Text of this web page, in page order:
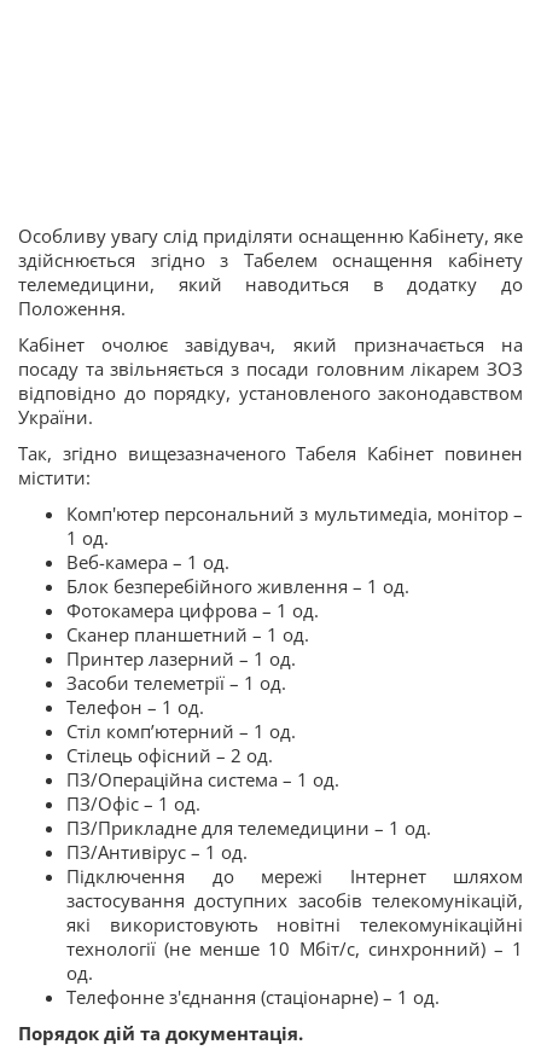
Особливу увагу слід приділяти оснащенню Кабінету, яке
здійснюється згідно з Табелем оснащення кабінету
телемедицини, який наводиться в додатку до
Положення.
Кабінет очолює завідувач, який призначається на
посаду та звільняється з посади головним лікарем ЗОЗ
відповідно до порядку, установленого законодавством
України.
Так, згідно вищезазначеного Табеля Кабінет повинен
містити:
Комп'ютер персональний з мультимедіа, монітор –
1 од.
Веб-камера – 1 од.
Блок безперебійного живлення – 1 од.
Фотокамера цифрова – 1 од.
Сканер планшетний – 1 од.
Принтер лазерний – 1 од.
Засоби телеметрії – 1 од.
Телефон – 1 од.
Стіл комп’ютерний – 1 од.
Стілець офісний – 2 од.
ПЗ/Операційна система – 1 од.
ПЗ/Офіс – 1 од.
ПЗ/Прикладне для телемедицини – 1 од.
ПЗ/Антивірус – 1 од.
Підключення до мережі Інтернет шляхом
застосування доступних засобів телекомунікацій,
які використовують новітні телекомунікаційні
технології (не менше 10 Мбіт/c, синхронний) – 1
од.
Телефонне з'єднання (стаціонарне) – 1 од.
Порядок дій та документація.